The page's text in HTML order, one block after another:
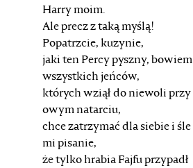
Harry moim.
Ale precz z taką myślą!
Popatrzcie, kuzynie,
jaki ten Percy pyszny, bowiem
wszystkich jeńców,
których wziął do niewoli przy
owym natarciu,
chce zatrzymać dla siebie i śle
mi pisanie,
że tylko hrabia Fajfu przypadł